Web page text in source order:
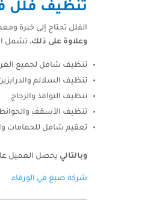
تنظيف فلل
الفلل تحتاج إلى خبرة
وعلاوة على ذلك، تشمل
تنظيف شامل لجميع
تنظيف السلالم
تنظيف النوافذ والزجاج
تنظيف الأسقف
تعقيم شامل للحمامات
وبالتالي يحصل العميل
شركة صبغ في الورقاء